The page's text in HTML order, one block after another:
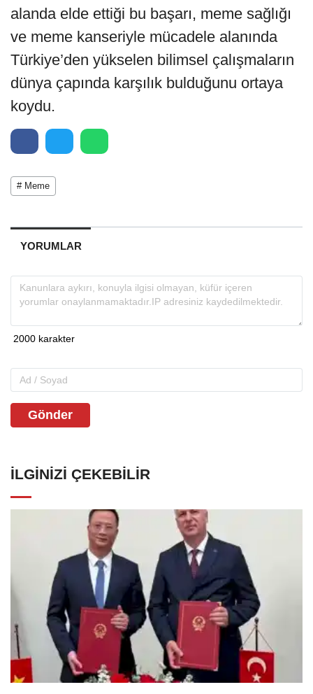
alanda elde ettiği bu başarı, meme sağlığı
ve meme kanseriyle mücadele alanında
Türkiye’den yükselen bilimsel çalışmaların
dünya çapında karşılık bulduğunu ortaya
koydu.
# Meme
YORUMLAR
Gönder
İLGINIZI ÇEKEBILIR